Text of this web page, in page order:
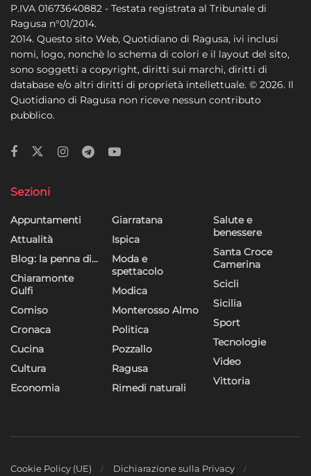
P.IVA 01673640882 - Testata registrata al Tribunale di
Ragusa n°01/2014.
2014. Questo sito Web, Quotidiano di Ragusa, ivi inclusi
nomi, logo, nonchè lo schema di colori e il layout del sito,
sono soggetti a copyright, diritti sui marchi, diritti di
database e/o altri diritti di proprietà intellettuale. © 2026. Il
Quotidiano di Ragusa non riceve nessun contributo
pubblico.
Sezioni
Appuntamenti
Attualità
Blog: la penna di…
Chiaramonte
Gulfi
Comiso
Cronaca
Cucina
Cultura
Economia
Giarratana
Ispica
Moda e
spettacolo
Modica
Monterosso Almo
Politica
Pozzallo
Ragusa
Rimedi naturali
Salute e
benessere
Santa Croce
Camerina
Scicli
Sicilia
Sport
Tecnologie
Video
Vittoria
Cookie Policy (UE) Dichiarazione sulla Privacy